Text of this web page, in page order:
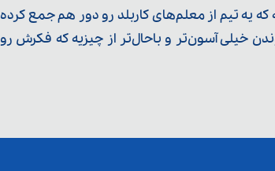
یه تیم از معلم‌‌های کاربلد رو دور هم جمع کرده
خیلی آسون‌تر و باحال‌تر از چیزیه که فکرش رو